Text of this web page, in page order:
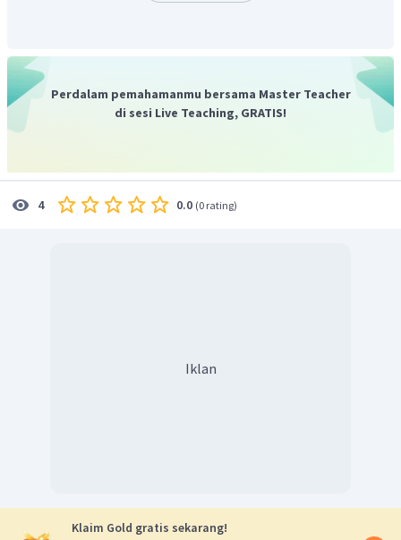
Jadi, jawaban yang tepat adalah C.
Perdalam pemahamanmu bersama Master Teacher
di sesi Live Teaching, GRATIS!
4 0.0 (0 rating)
Iklan
Klaim Gold gratis sekarang!